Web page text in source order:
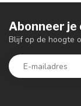
Abonneer je
Blijf op de hoogte